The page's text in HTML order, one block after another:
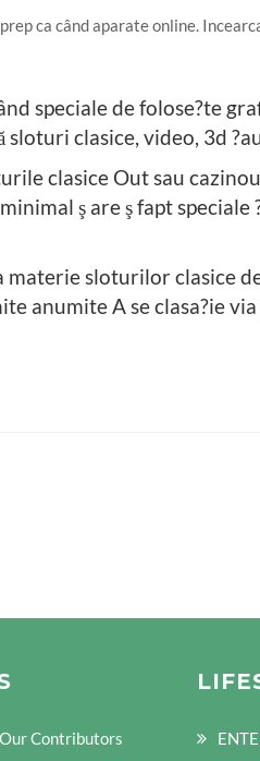
ca când aparate online.
speciale de folose?te
clasice, video, 3d
clasice Out sau
ş are ş fapt
sloturilor clasice
anumite A se clasa?ie
Contributors